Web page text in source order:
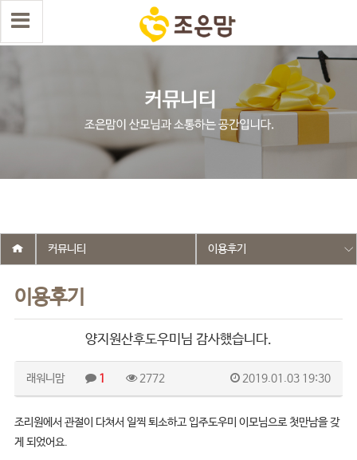
select wr_id, wr_subject from g5_write_m05_04 where wr_is_comment
= 0 and wr_datetime <= '2019-01-03 19:30:52' and wr_id <> '310' order
by wr_datetime desc limit 1 asdasf
이용후기
커뮤니티 이용후기
양지원산후도우미님 감사했습니다.
래워니맘 1 2772 2019.01.03 19:30
조리원에서 관절이 다쳐서 일찍 퇴소하고 입주도우미 이모님으로 첫만남을 갖
게 되었어요.